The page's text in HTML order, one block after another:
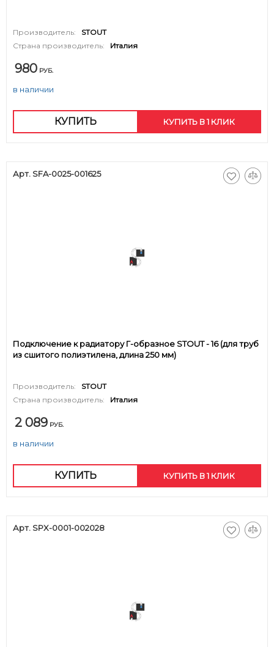
Производитель:
STOUT
Страна производитель:
Италия
980 РУБ.
в наличии
КУПИТЬ КУПИТЬ В 1 КЛИК
Арт. SFA-0025-001625
Подключение к радиатору Г-образное STOUT - 16 (для труб
из сшитого полиэтилена, длина 250 мм)
Производитель:
STOUT
Страна производитель:
Италия
2 089 РУБ.
в наличии
КУПИТЬ КУПИТЬ В 1 КЛИК
Арт. SPX-0001-002028